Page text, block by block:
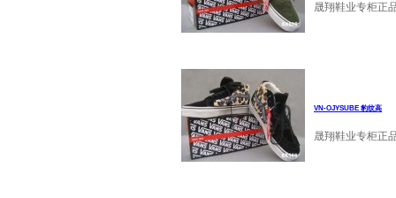
晟翔鞋业专柜正
VN-OJYSUBE 豹纹高
晟翔鞋业专柜正